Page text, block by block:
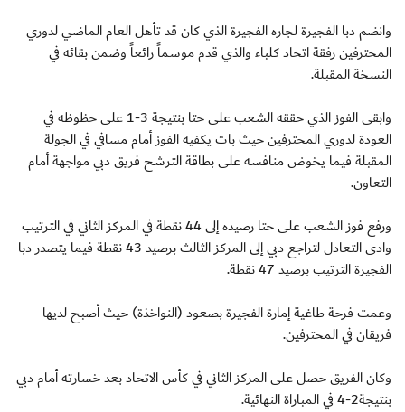
وانضم دبا الفجيرة لجاره الفجيرة الذي كان قد تأهل العام الماضي لدوري
المحترفين رفقة اتحاد كلباء والذي قدم موسماً رائعاً وضمن بقائه في
النسخة المقبلة.
وابقى الفوز الذي حققه الشعب على حتا بنتيجة 3-1 على حظوظه في
العودة لدوري المحترفين حيث بات يكفيه الفوز أمام مسافي في الجولة
المقبلة فيما يخوض منافسه على بطاقة الترشح فريق دبي مواجهة أمام
التعاون.
ورفع فوز الشعب على حتا رصيده إلى 44 نقطة في المركز الثاني في الترتيب
وادى التعادل لتراجع دبي إلى المركز الثالث برصيد 43 نقطة فيما يتصدر دبا
الفجيرة الترتيب برصيد 47 نقطة.
وعمت فرحة طاغية إمارة الفجيرة بصعود (النواخذة) حيث أصبح لديها
فريقان في المحترفين.
وكان الفريق حصل على المركز الثاني في كأس الاتحاد بعد خسارته أمام دبي
بنتيجة2-4 في المباراة النهائية.